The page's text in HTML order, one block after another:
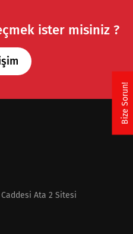
ister misiniz ?
Ata 2 Sitesi
Bize Sorun!